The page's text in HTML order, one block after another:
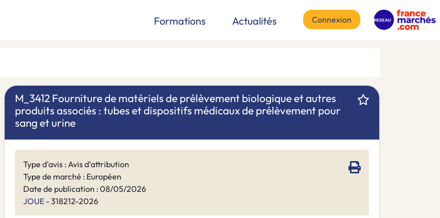
Formations Actualités Connexion
M_3412 Fourniture de matériels de prélèvement biologique et autres
produits associés : tubes et dispositifs médicaux de prélèvement pour
sang et urine
Type d'avis : Avis d’attribution
Type de marché : Européen
Date de publication : 08/05/2026
JOUE - 318212-2026